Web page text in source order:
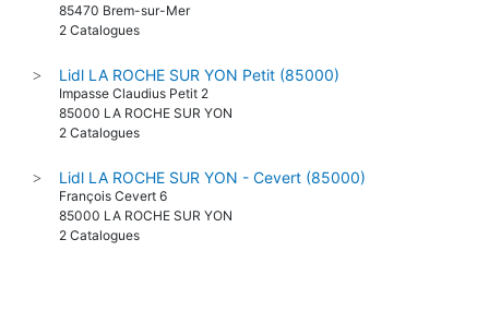
85470 Brem-sur-Mer
2 Catalogues
> Lidl LA ROCHE SUR YON Petit (85000)
Impasse Claudius Petit 2
85000 LA ROCHE SUR YON
2 Catalogues
> Lidl LA ROCHE SUR YON - Cevert (85000)
François Cevert 6
85000 LA ROCHE SUR YON
2 Catalogues